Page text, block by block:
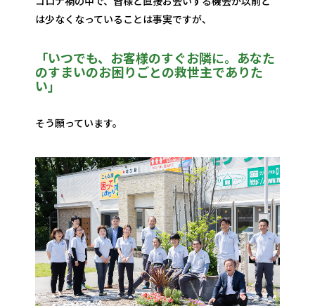
は少なくなっていることは事実ですが、
「いつでも、お客様のすぐお隣に。あなた
のすまいのお困りごとの救世主でありた
い」
そう願っています。